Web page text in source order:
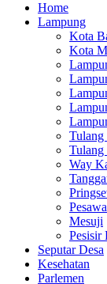
Home
Lampung
Kota
Kota
Tulang
Tulang
Way
Mesuji
Pesisir
Seputar Desa
Kesehatan
Parlemen